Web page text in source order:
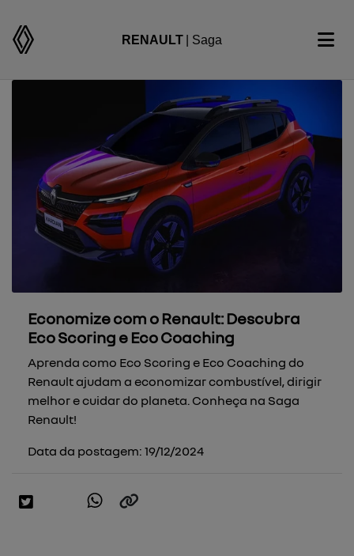
RENAULT | Saga
Economize com o Renault: Descubra
Eco Scoring e Eco Coaching
Aprenda como Eco Scoring e Eco Coaching do
Renault ajudam a economizar combustível, dirigir
melhor e cuidar do planeta. Conheça na Saga
Renault!
Data da postagem: 19/12/2024